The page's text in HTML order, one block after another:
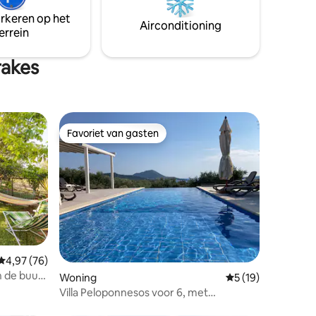
en
begane grond, 2 slaapkamers boven, één
met een queensize tweepersoonsbed
en een andere met 2
op het
Airconditioning
beoordeling van 4,97 uit 5, 76 recensies
4,97 (76)
de buurt
Favoriet van gasten
Favoriet van gasten
Woning Gemiddelde
5 (19)
Villa Peloponnesos voor 6, met